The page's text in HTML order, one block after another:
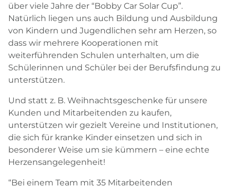
über viele Jahre der “Bobby Car Solar Cup”.
Natürlich liegen uns auch Bildung und Ausbildung
von Kindern und Jugendlichen sehr am Herzen, so
dass wir mehrere Kooperationen mit
weiterführenden Schulen unterhalten, um die
Schülerinnen und Schüler bei der Berufsfindung zu
unterstützen.
Und statt z. B. Weihnachtsgeschenke für unsere
Kunden und Mitarbeitenden zu kaufen,
unterstützen wir gezielt Vereine und Institutionen,
die sich für kranke Kinder einsetzen und sich in
besonderer Weise um sie kümmern – eine echte
Herzensangelegenheit!
“Bei einem Team mit 35 Mitarbeitenden